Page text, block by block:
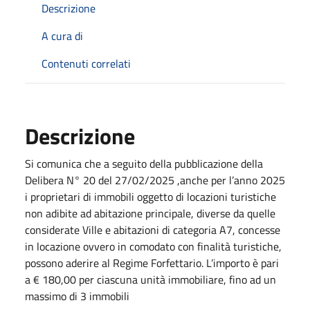
Descrizione
A cura di
Contenuti correlati
Descrizione
Si comunica che a seguito della pubblicazione della
Delibera N° 20 del 27/02/2025 ,anche per l’anno 2025
i proprietari di immobili oggetto di locazioni turistiche
non adibite ad abitazione principale, diverse da quelle
considerate Ville e abitazioni di categoria A7, concesse
in locazione ovvero in comodato con finalità turistiche,
possono aderire al Regime Forfettario. L’importo è pari
a € 180,00 per ciascuna unità immobiliare, fino ad un
massimo di 3 immobili